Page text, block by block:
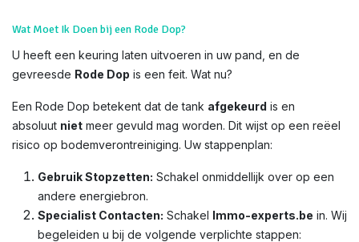
Wat Moet Ik Doen bij een Rode Dop?
U heeft een keuring laten uitvoeren in uw pand, en de
gevreesde Rode Dop is een feit. Wat nu?
Een Rode Dop betekent dat de tank afgekeurd is en
absoluut niet meer gevuld mag worden. Dit wijst op een reëel
risico op bodemverontreiniging. Uw stappenplan:
Gebruik Stopzetten: Schakel onmiddellijk over op een
andere energiebron.
Specialist Contacten: Schakel Immo-experts.be in. Wij
begeleiden u bij de volgende verplichte stappen: